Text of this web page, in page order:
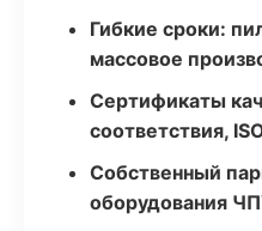
Гибкие сроки:
массовое
Сертификаты
соответствия,
Собственный
оборудования